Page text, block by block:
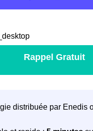
Rappel Gratuit
distribuée par Enedis